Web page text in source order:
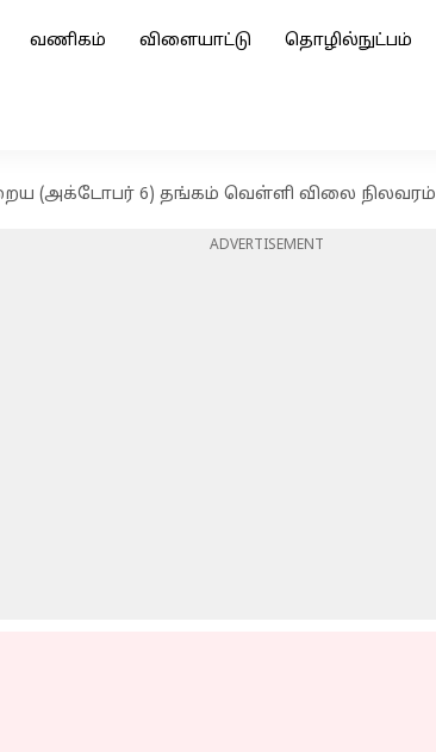
வணிகம் விளையாட்டு தொழில்நுட்பம்
(அக்டோபர் 6) தங்கம் வெள்ளி விலை நிலவரம்
ADVERTISEMENT